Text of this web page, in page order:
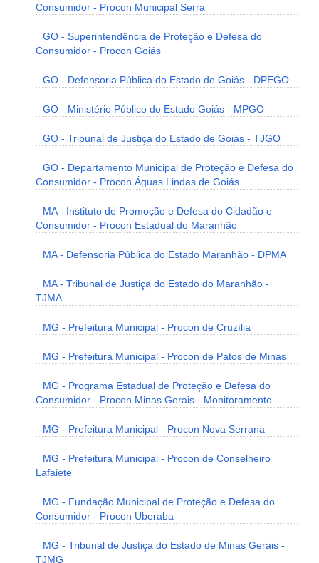
Consumidor - Procon Municipal Serra
GO - Superintendência de Proteção e Defesa do
Consumidor - Procon Goiás
GO - Defensoria Pública do Estado de Goiás - DPEGO
GO - Ministério Público do Estado Goiás - MPGO
GO - Tribunal de Justiça do Estado de Goiás - TJGO
GO - Departamento Municipal de Proteção e Defesa do
Consumidor - Procon Águas Lindas de Goiás
MA - Instituto de Promoção e Defesa do Cidadão e
Consumidor - Procon Estadual do Maranhão
MA - Defensoria Pública do Estado Maranhão - DPMA
MA - Tribunal de Justiça do Estado do Maranhão -
TJMA
MG - Prefeitura Municipal - Procon de Cruzília
MG - Prefeitura Municipal - Procon de Patos de Minas
MG - Programa Estadual de Proteção e Defesa do
Consumidor - Procon Minas Gerais - Monitoramento
MG - Prefeitura Municipal - Procon Nova Serrana
MG - Prefeitura Municipal - Procon de Conselheiro
Lafaiete
MG - Fundação Municipal de Proteção e Defesa do
Consumidor - Procon Uberaba
MG - Tribunal de Justiça do Estado de Minas Gerais -
TJMG